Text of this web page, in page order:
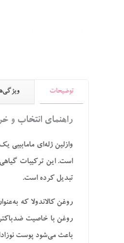
توضیحات
راهنمای انتخاب و
وازلین ژله‌ای
است. این ترکیبات گیاهی
تبدیل کرده است.
روغن کالاندولا که
روغن با خاصیت
باعث می‌شود پوست